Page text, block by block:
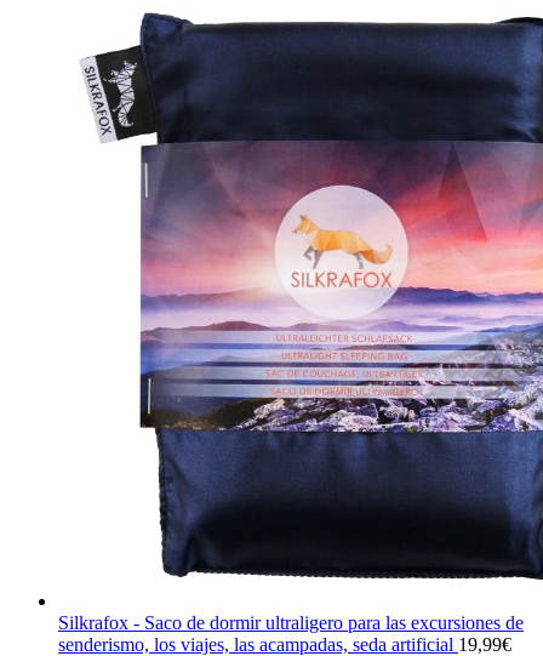
Silkrafox - Saco de dormir ultraligero para las excursiones de
senderismo, los viajes, las acampadas, seda artificial 19,99€